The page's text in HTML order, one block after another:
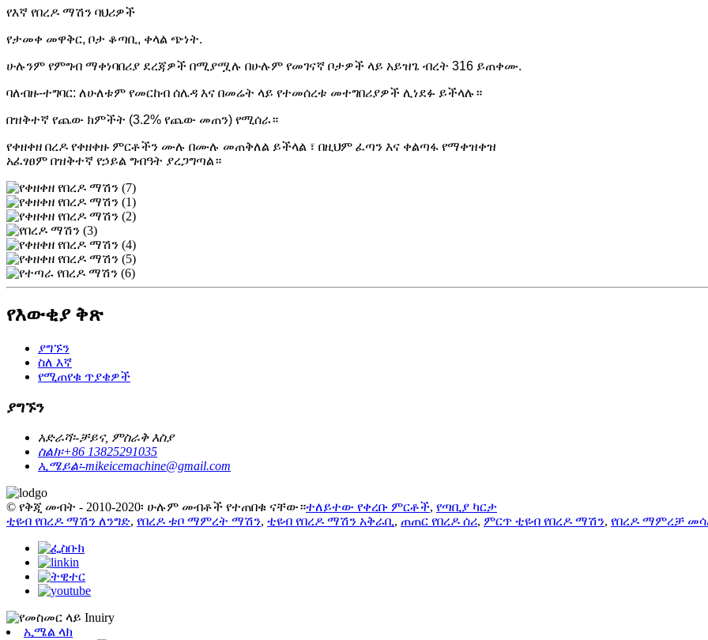
የእኛ የበረዶ ማሽን ባህሪዎች
የታመቀ መዋቅር, ቦታ ቆጣቢ, ቀላል ጭነት.
ሁሉንም የምግብ ማቀነባበሪያ ደረጃዎች በሚያሟሉ በሁሉም የመገናኛ ቦታዎች ላይ አይዝጌ ብረት 316 ይጠቀሙ.
ባለብዙ-ተግባር: ለሁለቱም የመርከብ ሰሌዳ እና በመሬት ላይ የተመሰረቱ መተግበሪያዎች ሊነደፉ ይችላሉ።
በዝቅተኛ የጨው ክምችት (3.2% የጨው መጠን) የሚሰራ።
የቀዘቀዘ በረዶ የቀዘቀዙ ምርቶችን ሙሉ በሙሉ መጠቅለል ይችላል ፣ በዚህም ፈጣን እና ቀልጣፋ የማቀዝቀዝ
አፈፃፀም በዝቅተኛ የኃይል ግብዓት ያረጋግጣል።
የእውቂያ ቅጽ
ያግኙን
ስለ እኛ
የሚጠየቁ ጥያቄዎች
ያግኙን
አድራሻ፡-ቻይና, ምስራቅ እስያ
ስልክ፡+86 13825291035
ኢሜይል፡-mikeicemachine@gmail.com
© የቅጂ መብት - 2010-2020፡ ሁሉም መብቶች የተጠበቁ ናቸው።ተለይተው የቀረቡ ምርቶች, የጣቢያ ካርታ
ቲዩብ የበረዶ ማሽን ለንግድ, የበረዶ ቱቦ ማምረት ማሽን, ቲዩብ የበረዶ ማሽን አቅራቢ, ጠጠር የበረዶ ሰሪ, ምርጥ ቲዩብ የበረዶ ማሽን, የበረዶ ማምረቻ
ኢሜል ላክ